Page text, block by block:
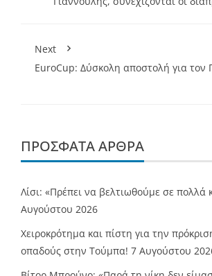
Next
EuroCup: Δύσκολη αποστολή για
ΠΡΌΣΦΑΤΑ ΆΡΘΡΑ
Λίσι: «Πρέπει να βελτιωθούμε σε πολλά
Αυγούστου 2026
Χειροκρότημα και πίστη για την
οπαδούς στην Τούμπα! 7 Αυγούστου